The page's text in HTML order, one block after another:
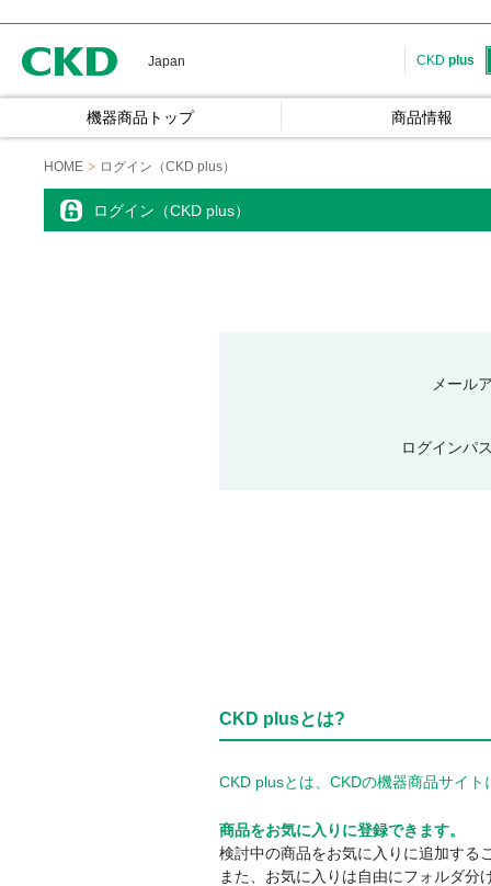
Japan CKD plus
機器商品トップ 商品情報
HOME ログイン（CKD plus）
ログイン（CKD plus）
メール
ログインパ
CKD plusとは?
CKD plusとは、CKDの機器商品サイ
商品をお気に入りに登録できます。
検討中の商品をお気に入りに追加する
また、お気に入りは自由にフォルダ